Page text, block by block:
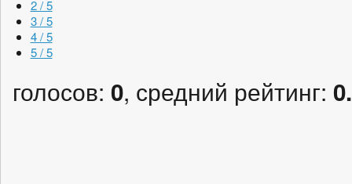
2 / 5
3 / 5
4 / 5
5 / 5
голосов: 0, средний рейтинг: